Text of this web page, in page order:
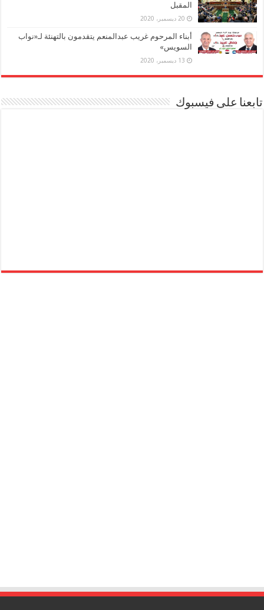
المقبل
20 ديسمبر، 2020
أبناء المرحوم غريب عبدالمنعم يتقدمون بالتهنئة لـ«نواب
السويس»
13 ديسمبر، 2020
تابعنا على فيسبوك